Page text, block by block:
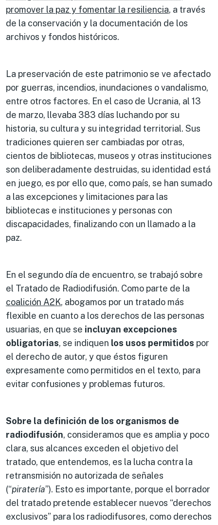
promover la paz y fomentar la resiliencia, a través
de la conservación y la documentación de los
archivos y fondos históricos.
La preservación de este patrimonio se ve afectado
por guerras, incendios, inundaciones o vandalismo,
entre otros factores. En el caso de Ucrania, al 13
de marzo, llevaba 383 días luchando por su
historia, su cultura y su integridad territorial. Sus
tradiciones quieren ser cambiadas por otras,
cientos de bibliotecas, museos y otras instituciones
son deliberadamente destruidas, su identidad está
en juego, es por ello que, como país, se han sumado
a las excepciones y limitaciones para las
bibliotecas e instituciones y personas con
discapacidades, finalizando con un llamado a la
paz.
En el segundo día de encuentro, se trabajó sobre
el Tratado de Radiodifusión. Como parte de la
coalición A2K, abogamos por un tratado más
flexible en cuanto a los derechos de las personas
usuarias, en que se incluyan excepciones
obligatorias, se indiquen los usos permitidos por
el derecho de autor, y que éstos figuren
expresamente como permitidos en el texto, para
evitar confusiones y problemas futuros.
Sobre la definición de los organismos de
radiodifusión, consideramos que es amplia y poco
clara, sus alcances exceden el objetivo del
tratado, que entendemos, es la lucha contra la
retransmisión no autorizada de señales
(“piratería”). Esto es importante, porque el borrador
del tratado pretende establecer nuevos “derechos
exclusivos” para los radiodifusores, como derechos